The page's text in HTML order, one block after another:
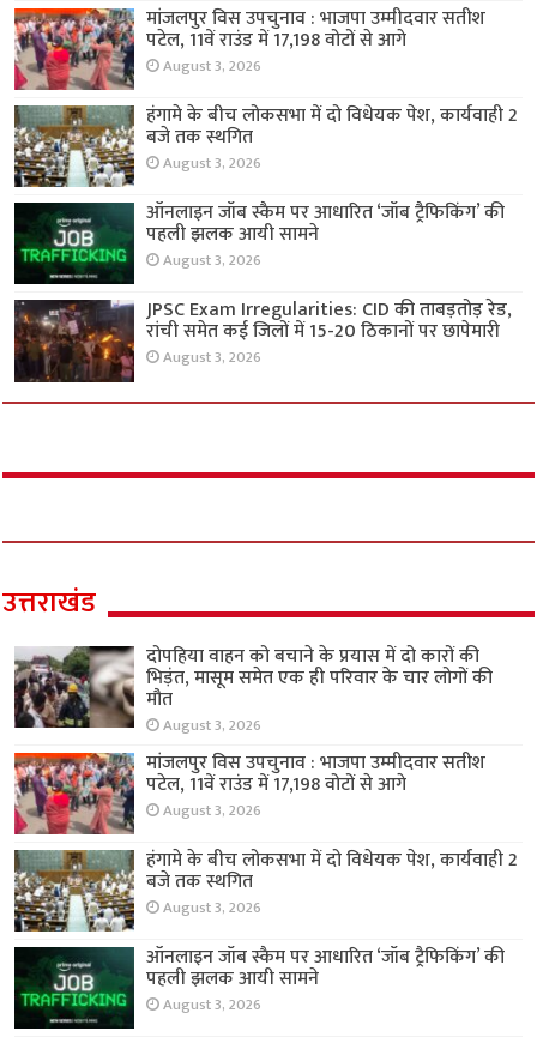
मांजलपुर विस उपचुनाव : भाजपा उम्मीदवार सतीश
पटेल, 11वें राउंड में 17,198 वोटों से आगे
August 3, 2026
हंगामे के बीच लोकसभा में दो विधेयक पेश, कार्यवाही 2
बजे तक स्थगित
August 3, 2026
ऑनलाइन जॉब स्कैम पर आधारित ‘जॉब ट्रैफिकिंग’ की
पहली झलक आयी सामने
August 3, 2026
JPSC Exam Irregularities: CID की ताबड़तोड़ रेड,
रांची समेत कई जिलों में 15-20 ठिकानों पर छापेमारी
August 3, 2026
उत्तराखंड
दोपहिया वाहन को बचाने के प्रयास में दो कारों की
भिड़ंत, मासूम समेत एक ही परिवार के चार लोगों की
मौत
August 3, 2026
मांजलपुर विस उपचुनाव : भाजपा उम्मीदवार सतीश
पटेल, 11वें राउंड में 17,198 वोटों से आगे
August 3, 2026
हंगामे के बीच लोकसभा में दो विधेयक पेश, कार्यवाही 2
बजे तक स्थगित
August 3, 2026
ऑनलाइन जॉब स्कैम पर आधारित ‘जॉब ट्रैफिकिंग’ की
पहली झलक आयी सामने
August 3, 2026